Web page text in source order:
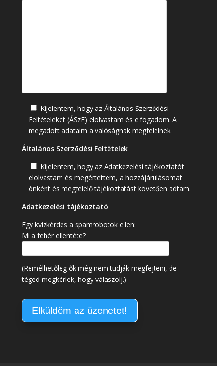
Kijelentem, hogy az Általános Szerződési
Feltételeket (ÁSzF) elolvastam és elfogadom. A
megadott adataim a valóságnak megfelelnek.
Általános Szerződési Feltételek
Kijelentem, hogy az Adatkezelési tájékoztatót
elolvastam és megértettem, a hozzájárulásomat
önként és megfelelő tájékoztatást követően adtam.
Adatkezelési tájékoztató
Egy kvízkérdés a spamrobotok ellen:
Mi a fehér ellentéte?
(Remélhetőleg ők még nem tudják megfejteni, de
téged megkérlek, hogy válaszolj.)